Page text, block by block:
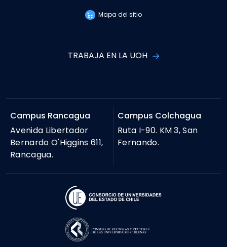
Mapa del sitio
TRABAJA EN LA UOH
Campus Rancagua
Avenida Libertador
Bernardo O'Higgins 611,
Rancagua.
Campus Colchagua
Ruta I-90. KM 3, San
Fernando.